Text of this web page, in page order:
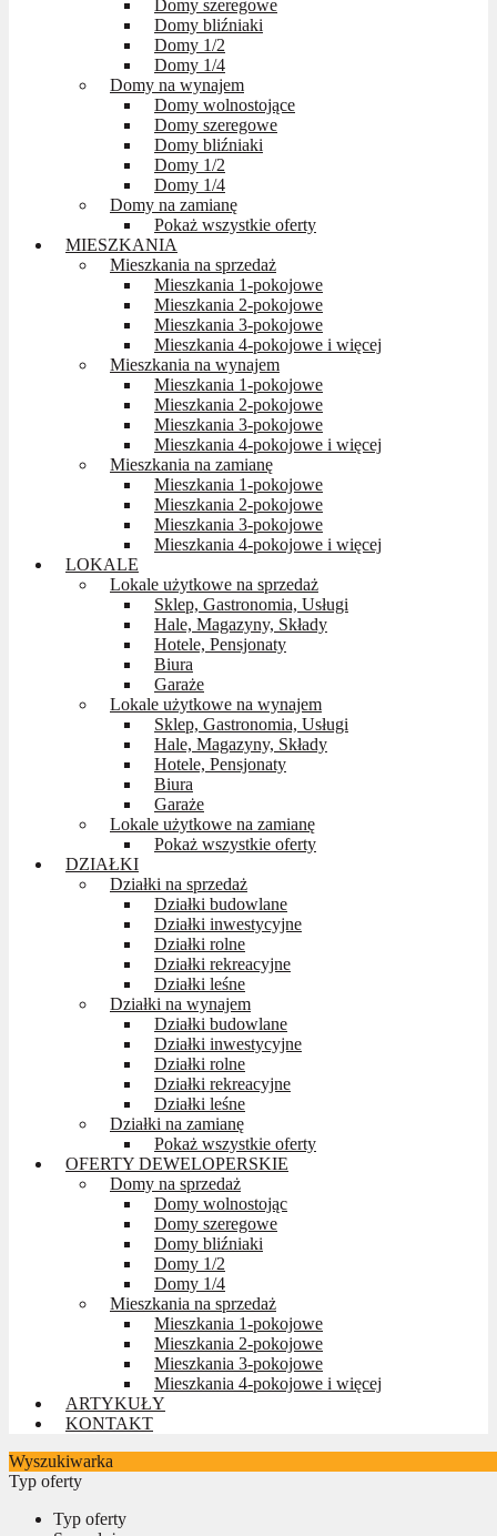
Domy szeregowe
Domy bliźniaki
Domy 1/2
Domy 1/4
Domy na wynajem
Domy wolnostojące
Domy szeregowe
Domy bliźniaki
Domy 1/2
Domy 1/4
Domy na zamianę
Pokaż wszystkie oferty
MIESZKANIA
Mieszkania na sprzedaż
Mieszkania 1-pokojowe
Mieszkania 2-pokojowe
Mieszkania 3-pokojowe
Mieszkania 4-pokojowe i więcej
Mieszkania na wynajem
Mieszkania 1-pokojowe
Mieszkania 2-pokojowe
Mieszkania 3-pokojowe
Mieszkania 4-pokojowe i więcej
Mieszkania na zamianę
Mieszkania 1-pokojowe
Mieszkania 2-pokojowe
Mieszkania 3-pokojowe
Mieszkania 4-pokojowe i więcej
LOKALE
Lokale użytkowe na sprzedaż
Sklep, Gastronomia, Usługi
Hale, Magazyny, Składy
Hotele, Pensjonaty
Biura
Garaże
Lokale użytkowe na wynajem
Sklep, Gastronomia, Usługi
Hale, Magazyny, Składy
Hotele, Pensjonaty
Biura
Garaże
Lokale użytkowe na zamianę
Pokaż wszystkie oferty
DZIAŁKI
Działki na sprzedaż
Działki budowlane
Działki inwestycyjne
Działki rolne
Działki rekreacyjne
Działki leśne
Działki na wynajem
Działki budowlane
Działki inwestycyjne
Działki rolne
Działki rekreacyjne
Działki leśne
Działki na zamianę
Pokaż wszystkie oferty
OFERTY DEWELOPERSKIE
Domy na sprzedaż
Domy wolnostojąc
Domy szeregowe
Domy bliźniaki
Domy 1/2
Domy 1/4
Mieszkania na sprzedaż
Mieszkania 1-pokojowe
Mieszkania 2-pokojowe
Mieszkania 3-pokojowe
Mieszkania 4-pokojowe i więcej
ARTYKUŁY
KONTAKT
Wyszukiwarka
Typ oferty
Typ oferty